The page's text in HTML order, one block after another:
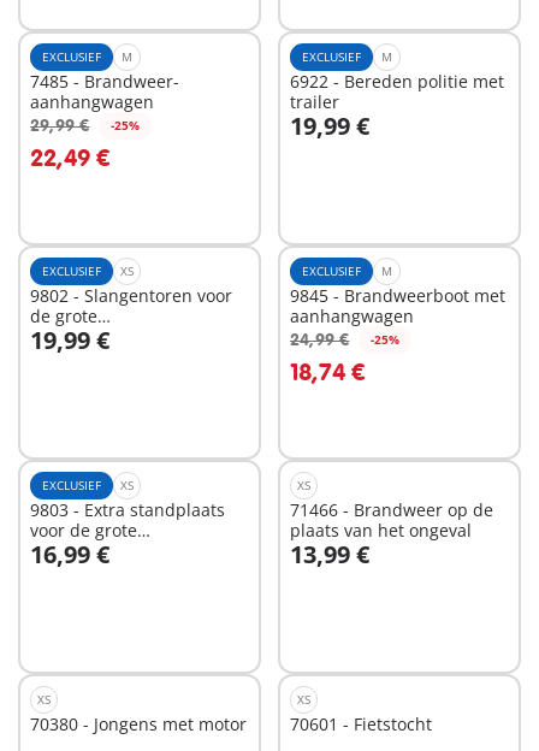
EXCLUSIEF M
7485 - Brandweer-
aanhangwagen
29,99 € -25%
22,49 €
In winkelwagen
EXCLUSIEF M
6922 - Bereden politie met
trailer
19,99 €
In winkelwagen
EXCLUSIEF XS
9802 - Slangentoren voor
de grote
brandweerkazerne (9462)
19,99 €
In winkelwagen
EXCLUSIEF M
9845 - Brandweerboot met
aanhangwagen
24,99 € -25%
18,74 €
In winkelwagen
EXCLUSIEF XS
9803 - Extra standplaats
voor de grote
brandweerkazerne 9462
16,99 €
In winkelwagen
XS
71466 - Brandweer op de
plaats van het ongeval
13,99 €
In winkelwagen
XS
70380 - Jongens met motor
XS
70601 - Fietstocht